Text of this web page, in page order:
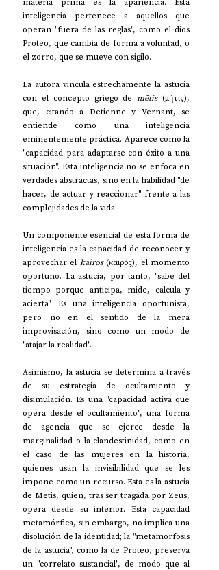
inteligencia pertenece a aquellos que
operan "fuera de las reglas", como el dios
Proteo, que cambia de forma a voluntad, o
el zorro, que se mueve con sigilo.
La autora vincula estrechamente la astucia
con el concepto griego de mētis (μῆτις),
que, citando a Detienne y Vernant, se
entiende como una inteligencia
eminentemente práctica. Aparece como la
"capacidad para adaptarse con éxito a una
situación". Esta inteligencia no se enfoca en
verdades abstractas, sino en la habilidad "de
hacer, de actuar y reaccionar" frente a las
complejidades de la vida.
Un componente esencial de esta forma de
inteligencia es la capacidad de reconocer y
aprovechar el kairos (καιρός), el momento
oportuno. La astucia, por tanto, "sabe del
tiempo porque anticipa, mide, calcula y
acierta". Es una inteligencia oportunista,
pero no en el sentido de la mera
improvisación, sino como un modo de
"atajar la realidad".
Asimismo, la astucia se determina a través
de su estrategia de ocultamiento y
disimulación. Es una "capacidad activa que
opera desde el ocultamiento", una forma
de agencia que se ejerce desde la
marginalidad o la clandestinidad, como en
el caso de las mujeres en la historia,
quienes usan la invisibilidad que se les
impone como un recurso. Esta es la astucia
de Metis, quien, tras ser tragada por Zeus,
opera desde su interior. Esta capacidad
metamórfica, sin embargo, no implica una
disolución de la identidad; la "metamorfosis
de la astucia", como la de Proteo, preserva
un "correlato sustancial", de modo que al